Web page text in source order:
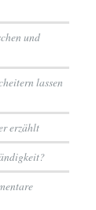
und
lassen
erzählt